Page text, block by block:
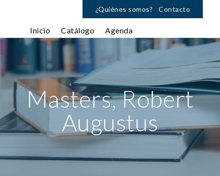
¿Quiénes somos? Contacto
Inicio Catálogo Agenda
Masters, Robert
Augustus